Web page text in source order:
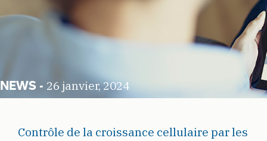
26 janvier, 2024
Contrôle de la croissance cellulaire par les